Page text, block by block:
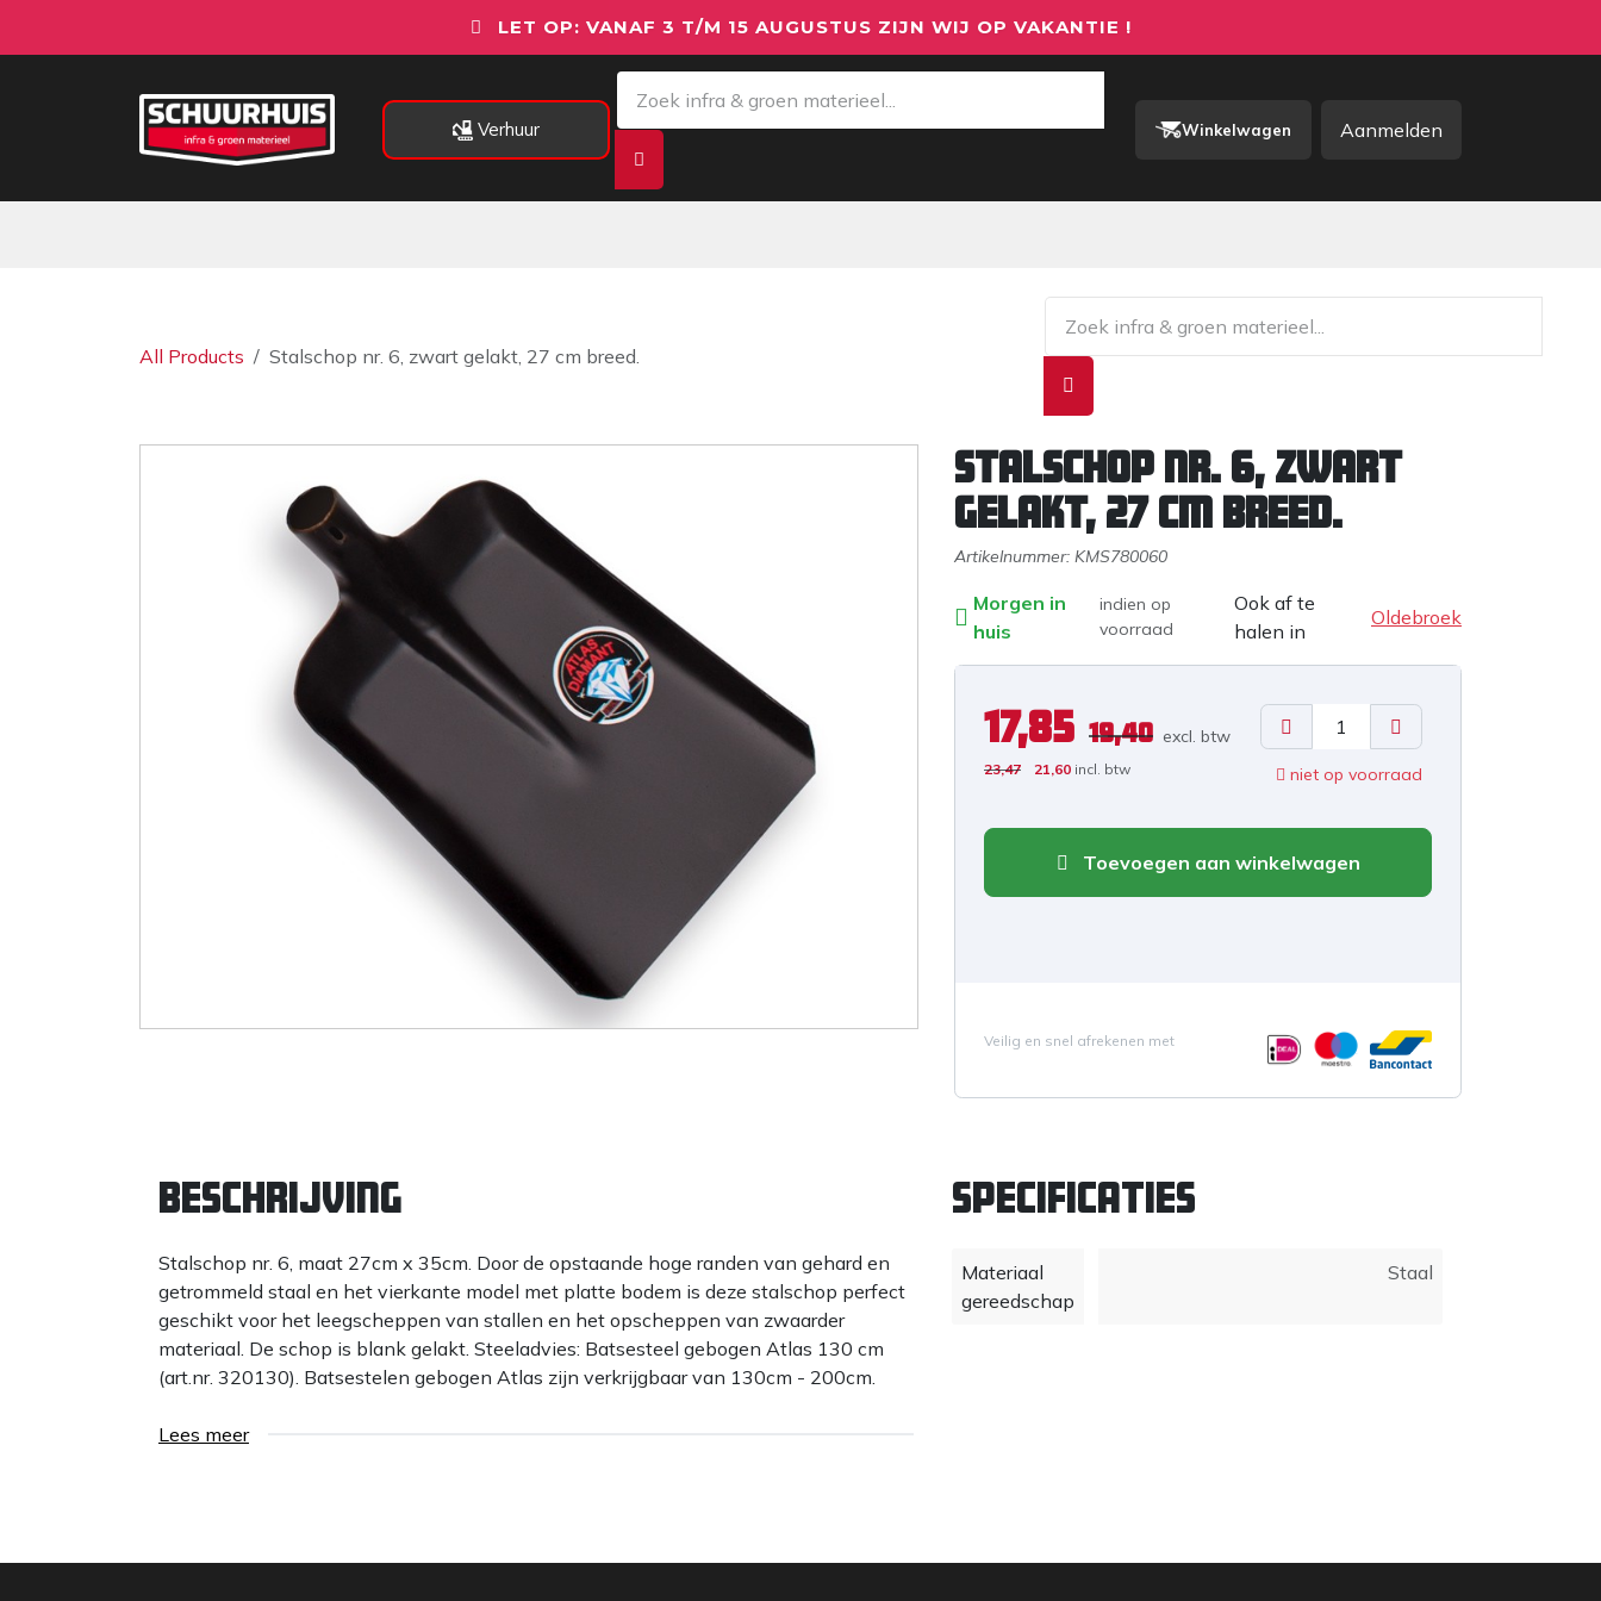
LET OP: VANAF 3 T/M 15 AUGUSTUS ZIJN WIJ OP VAKANTIE !
Verhuur Winkelwagen Aanmelden
All Products Stalschop nr. 6, zwart gelakt, 27 cm breed.
Stalschop nr. 6, zwart
gelakt, 27 cm breed.
Artikelnummer: KMS780060
Morgen in
huis
indien op
voorraad
Ook af te
halen in
Oldebroek
17,85 19,40 excl. btw
23,47 21,60 incl. btw niet op voorraad
Toevoegen aan winkelwagen
Veilig en snel afrekenen met
Beschrijving
Stalschop nr. 6, maat 27cm x 35cm. Door de opstaande hoge randen van gehard en
getrommeld staal en het vierkante model met platte bodem is deze stalschop perfect
geschikt voor het leegscheppen van stallen en het opscheppen van zwaarder
materiaal. De schop is blank gelakt. Steeladvies: Batsesteel gebogen Atlas 130 cm
(art.nr. 320130). Batsestelen gebogen Atlas zijn verkrijgbaar van 130cm - 200cm.
Lees meer
Specificaties
Materiaal
gereedschap
Staal